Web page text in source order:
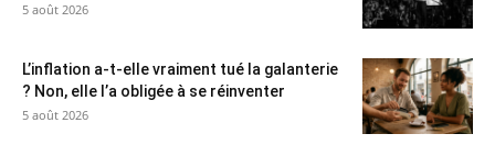
5 août 2026
L’inflation a-t-elle vraiment tué la galanterie
? Non, elle l’a obligée à se réinventer
5 août 2026